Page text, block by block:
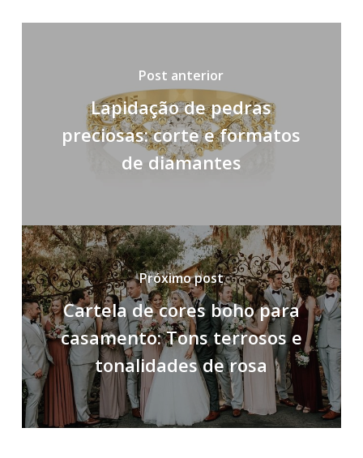
Post anterior
Lapidação de pedras
preciosas: corte e formatos
de diamantes
Próximo post
Cartela de cores boho para
casamento: Tons terrosos e
tonalidades de rosa